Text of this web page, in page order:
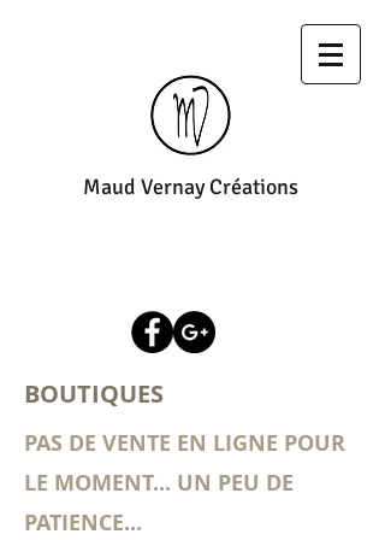
Maud Vernay Créations
BOUTIQUES
PAS DE VENTE EN LIGNE POUR
LE MOMENT... UN PEU DE
PATIENCE...